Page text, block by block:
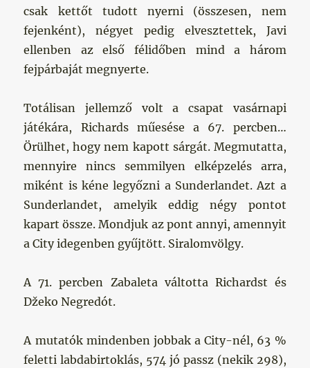
csak kettőt tudott nyerni (összesen, nem
fejenként), négyet pedig elvesztettek, Javi
ellenben az első félidőben mind a három
fejpárbaját megnyerte.
Totálisan jellemző volt a csapat vasárnapi
játékára, Richards műesése a 67. percben…
Örülhet, hogy nem kapott sárgát. Megmutatta,
mennyire nincs semmilyen elképzelés arra,
miként is kéne legyőzni a Sunderlandet. Azt a
Sunderlandet, amelyik eddig négy pontot
kapart össze. Mondjuk az pont annyi, amennyit
a City idegenben gyűjtött. Siralomvölgy.
A 71. percben Zabaleta váltotta Richardst és
Džeko Negredót.
A mutatók mindenben jobbak a City-nél, 63 %
feletti labdabirtoklás, 574 jó passz (nekik 298),